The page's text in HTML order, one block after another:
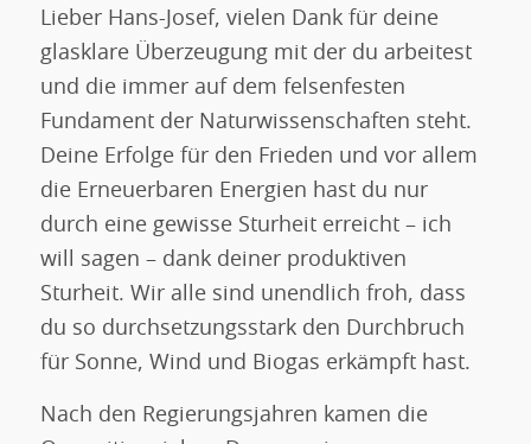
Lieber Hans-Josef, vielen Dank für deine
glasklare Überzeugung mit der du arbeitest
und die immer auf dem felsenfesten
Fundament der Naturwissenschaften steht.
Deine Erfolge für den Frieden und vor allem
die Erneuerbaren Energien hast du nur
durch eine gewisse Sturheit erreicht – ich
will sagen – dank deiner produktiven
Sturheit. Wir alle sind unendlich froh, dass
du so durchsetzungsstark den Durchbruch
für Sonne, Wind und Biogas erkämpft hast.
Nach den Regierungsjahren kamen die